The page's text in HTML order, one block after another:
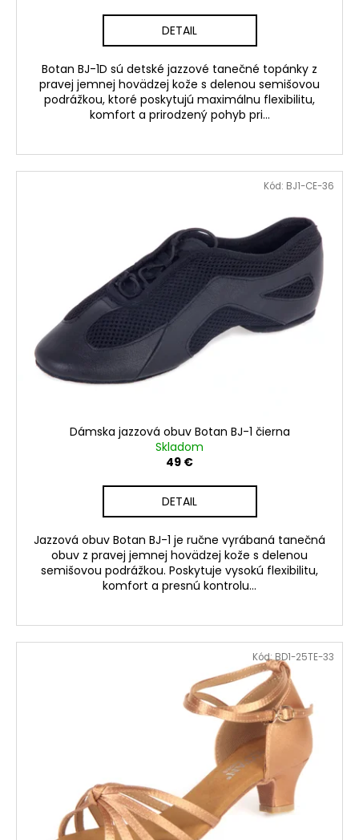
DETAIL
Botan BJ-1D sú detské jazzové tanečné topánky z
pravej jemnej hovädzej kože s delenou semišovou
podrážkou, ktoré poskytujú maximálnu flexibilitu,
komfort a prirodzený pohyb pri...
Dámska jazzová obuv Botan BJ-1 čierna
Skladom
49 €
DETAIL
Jazzová obuv Botan BJ-1 je ručne vyrábaná tanečná
obuv z pravej jemnej hovädzej kože s delenou
semišovou podrážkou. Poskytuje vysokú flexibilitu,
komfort a presnú kontrolu...
Kód: BJ1-CE-36
Kód:BD1-25TE-33